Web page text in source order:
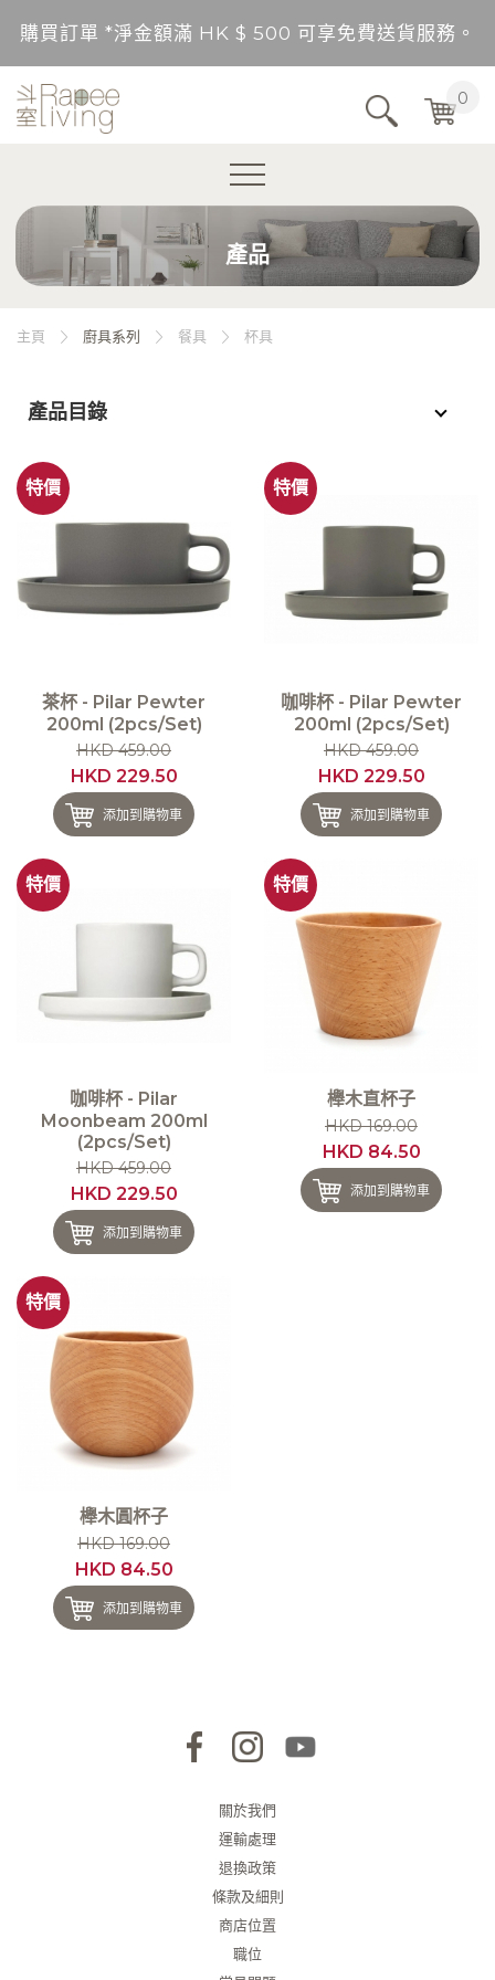
購買訂單 *淨金額滿 HK $ 500 可享免費送貨服務。
送貨範圍：香港，九龍，新界（東涌，愉景灣，離島
購買訂單 *淨金額滿 HK $ 500 可享免費送貨服務。
購買訂單 *淨金額未滿 HK $ 500，需另加 HK$ 50
0
產品
主頁 廚具系列 餐具 杯具
產品目錄
特價
茶杯 - Pilar Pewter
200ml (2pcs/Set)
HKD 459.00
HKD 229.50
添加到購物車
特價
咖啡杯 - Pilar Pewter
200ml (2pcs/Set)
HKD 459.00
HKD 229.50
添加到購物車
特價
咖啡杯 - Pilar
Moonbeam 200ml
(2pcs/Set)
HKD 459.00
HKD 229.50
添加到購物車
特價
櫸木直杯子
HKD 169.00
HKD 84.50
添加到購物車
特價
櫸木圓杯子
HKD 169.00
HKD 84.50
添加到購物車
關於我們
運輸處理
退換政策
條款及細則
商店位置
職位